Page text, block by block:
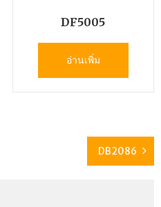
DF5005
อ่านเพิ่ม
DB2086